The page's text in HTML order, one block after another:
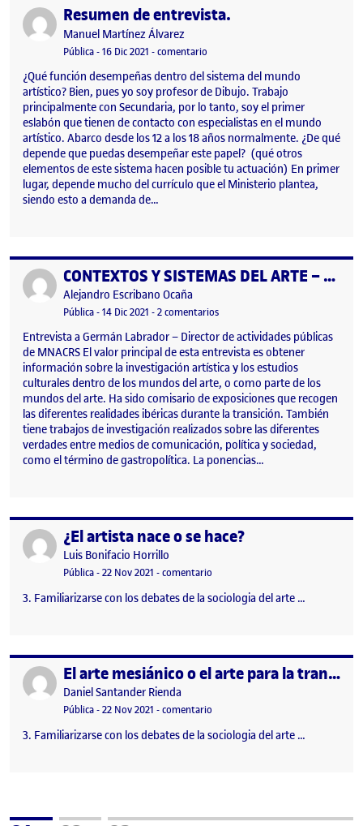
Publicado porResumen de entrevista.
Publicado por
Manuel Martínez Álvarez
Visibilidad:
Pública-Fecha de publicación
16 Dic 2021 -comentario
¿Qué función desempeñas dentro del sistema del mundo
artístico? Bien, pues yo soy profesor de Dibujo. Trabajo
principalmente con Secundaria, por lo tanto, soy el primer
eslabón que tienen de contacto con especialistas en el mundo
artístico. Abarco desde los 12 a los 18 años normalmente. ¿De qué
depende que puedas desempeñar este papel? (qué otros
elementos de este sistema hacen posible tu actuación) En primer
lugar, depende mucho del currículo que el Ministerio plantea,
siendo esto a demanda de…
Publicado por CONTEXTOS Y SISTEMAS DEL ARTE – ENTREVISTA A GERMÁN LABRADOR
Publicado por
Alejandro Escribano Ocaña
Visibilidad:
Pública-Fecha de publicación
14 Dic 2021 23 febrero, 2022 11:12 am
-2 comentariosen CONTEXTOS Y SISTEMAS
Entrevista a Germán Labrador – Director de actividades públicas
de MNACRS El valor principal de esta entrevista es obtener
información sobre la investigación artística y los estudios
culturales dentro de los mundos del arte, o como parte de los
mundos del arte. Ha sido comisario de exposiciones que recogen
las diferentes realidades ibéricas durante la transición. También
tiene trabajos de investigación realizados sobre las diferentes
verdades entre medios de comunicación, política y sociedad,
como el término de gastropolítica. La ponencias…
Publicado por¿El artista nace o se hace?
Publicado por
Luis Bonifacio Horrillo
Visibilidad:
Pública-Fecha de publicación
22 Nov 2021 -comentario
3. Familiarizarse con los debates de la sociologia del arte …
Publicado por El arte mesiánico o el arte para la transformación social
Publicado por
Daniel Santander Rienda
Visibilidad:
Pública-Fecha de publicación
22 Nov 2021 -comentario
3. Familiarizarse con los debates de la sociologia del arte …